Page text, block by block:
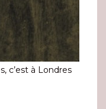
c’est à Londres